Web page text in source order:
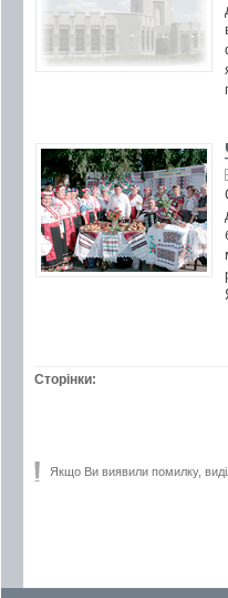
Сторінки:
Якщо Ви виявили помилку,